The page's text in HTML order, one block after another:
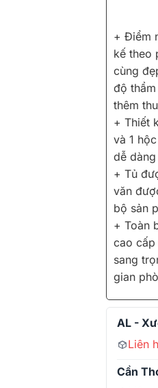
+ Điểm
kế theo
cùng
độ
thêm
+ Thiết
và 1
dễ
+ Tủ
văn
bộ sản
+ Toàn
cao cấp
sang
gian
AL -
Liên
Cần